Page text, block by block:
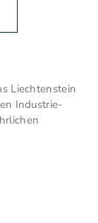
Liechtenstein
Industrie-